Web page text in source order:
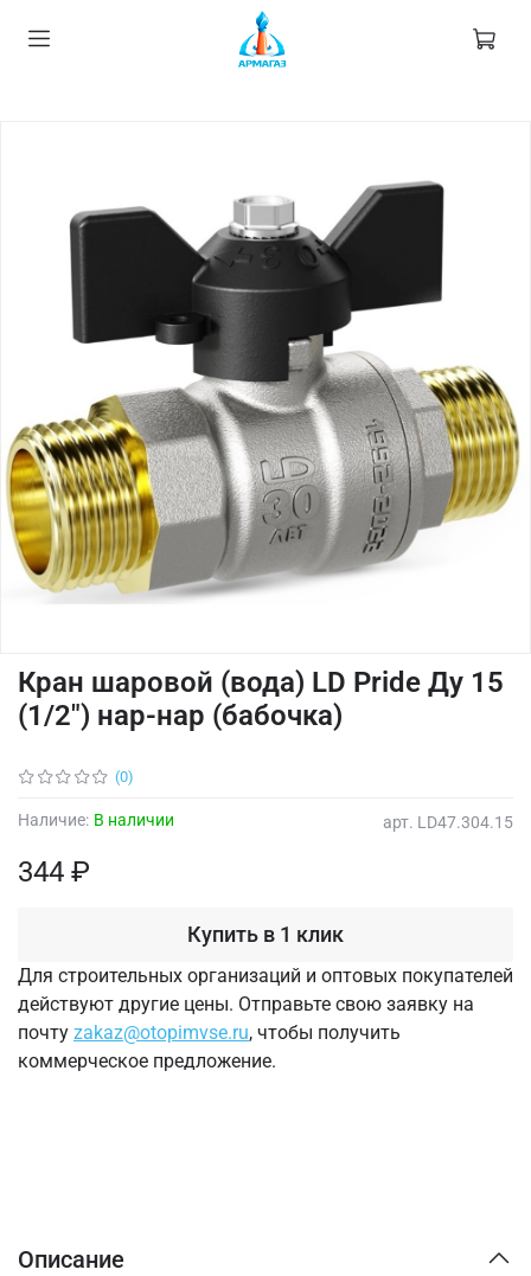
(0)
арт. LD47.304.15
Наличие: В наличии
Кран шаровой (вода) LD Pride Ду 15
(1/2") нар-нар (бабочка)
344 ₽
Купить в 1 клик
Для строительных организаций и оптовых покупателей
действуют другие цены. Отправьте свою заявку на
почту zakaz@otopimvse.ru, чтобы получить
коммерческое предложение.
Описание